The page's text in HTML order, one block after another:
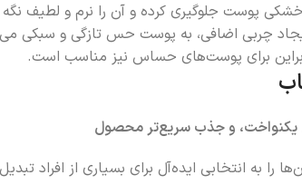
پوست جلوگیری کرده و آن را نرم و لطیف نگه
چربی اضافی، به پوست حس تازگی و سبکی
برای پوست‌های حساس نیز مناسب است.
یکنواخت، و جذب سریع‌تر محصول
به انتخابی ایده‌آل برای بسیاری از افراد